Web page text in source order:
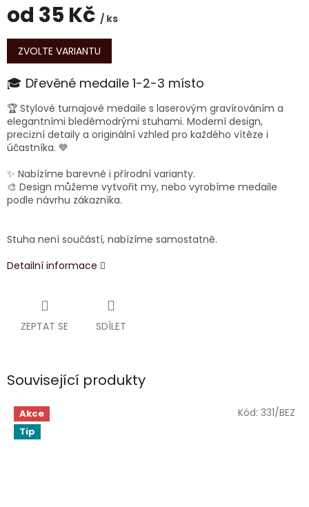
od 35 Kč / ks
Měrná
cena:
ZVOLTE VARIANTU
🎓 Dřevěné medaile 1-2-3 místo
🏆 Stylové turnajové medaile s laserovým gravírováním a
elegantními bleděmodrými stuhami. Moderní design,
precizní detaily a originální vzhled pro každého vítěze i
účastníka. 💙
✨ Nabízíme barevné i přírodní varianty.
🎨 Design můžeme vytvořit my, nebo vyrobíme medaile
podle návrhu zákazníka.
Stuha není součástí, nabízíme samostatně.
Detailní informace
ZEPTAT SE SDÍLET
Související produkty
Akce
Tip
Kód: 331/BEZ